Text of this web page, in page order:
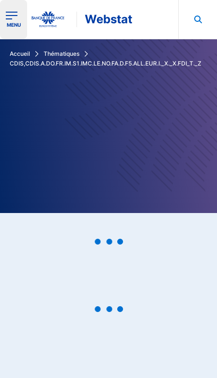
Ouvrir le menu de navigation
MENU Webstat
Accueil
Thématiques
CDIS,CDIS.A.DO.FR.IM.S1.IMC.LE.NO.FA.D.F5.ALL.EUR.I._X._X.FDI_T._Z